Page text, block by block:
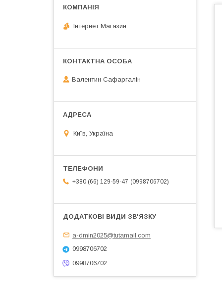
Інтернет Магазин
Валентин Сафаргалін
Київ, Україна
+380 (66) 129-59-47 0998706702
a-dmin2025@tutamail.com
0998706702
0998706702